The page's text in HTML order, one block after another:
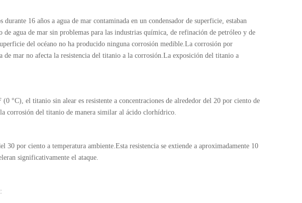
16 años a agua de mar contaminada en un condensador de superficie, estaban
agua de mar sin problemas para las industrias química, de refinación de petróleo y de
del océano no ha producido ninguna corrosión medible.La corrosión por
de mar no afecta la resistencia del titanio a la corrosión.La exposición del titanio a
°C), el titanio sin alear es resistente a concentraciones de alrededor del 20 por ciento de
corrosión del titanio de manera similar al ácido clorhídrico.
por ciento a temperatura ambiente.Esta resistencia se extiende a aproximadamente 10
significativamente el ataque.